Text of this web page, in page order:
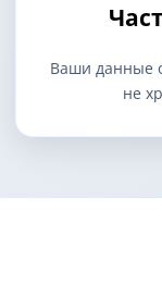
Ваши данные
не